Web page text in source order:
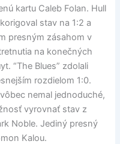
kartu Caleb Folan. Hull
stav na 1:2 a
presným zásahom v
na konečných
“The Blues” zdolali
rozdielom 1:0.
nemal jednoduché,
vyrovnať stav z
Noble. Jediný presný
Kalou.